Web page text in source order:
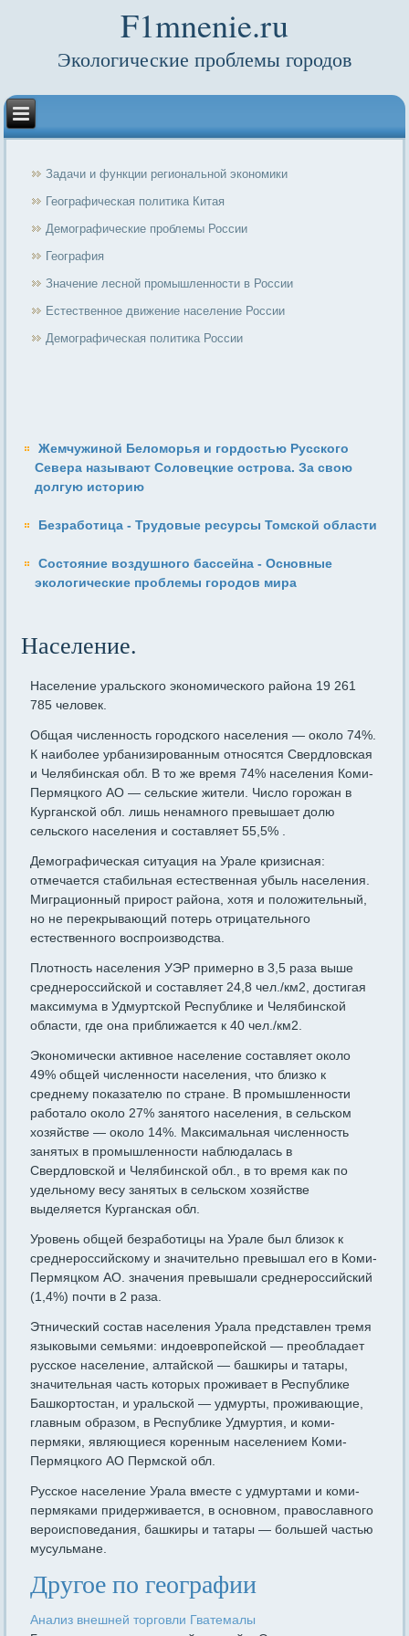
F1mnenie.ru
Экологические проблемы городов
Задачи и функции региональной экономики
Географическая политика Китая
Демографические проблемы России
География
Значение лесной промышленности в России
Естественное движение население России
Демографическая политика России
Жемчужиной Беломорья и гордостью Русского
Севера называют Соловецкие острова. За свою
долгую историю
Безработица - Трудовые ресурсы Томской области
Состояние воздушного бассейна - Основные
экологические проблемы городов мира
Население.
Население уральского экономического района 19 261
785 человек.
Общая численность городского населения — около 74%.
К наиболее урбанизированным относятся Свердловская
и Челябинская обл. В то же время 74% населения Коми-
Пермяцкого АО — сельские жители. Число горожан в
Курганской обл. лишь ненамного превышает долю
сельского населения и составляет 55,5% .
Демографическая ситуация на Урале кризисная:
отмечается стабильная естественная убыль населения.
Миграционный прирост района, хотя и положительный,
но не перекрывающий потерь отрицательного
естественного воспроизводства.
Плотность населения УЭР примерно в 3,5 раза выше
среднероссийской и составляет 24,8 чел./км2, достигая
максимума в Удмуртской Республике и Челябинской
области, где она приближается к 40 чел./км2.
Экономически активное население составляет около
49% общей численности населения, что близко к
среднему показателю по стране. В промышленности
работало около 27% занятого населения, в сельском
хозяйстве — около 14%. Максимальная численность
занятых в промышленности наблюдалась в
Свердловской и Челябинской обл., в то время как по
удельному весу занятых в сельском хозяйстве
выделяется Курганская обл.
Уровень общей безработицы на Урале был близок к
среднероссийскому и значительно превышал его в Коми-
Пермяцком АО. значения превышали среднероссийский
(1,4%) почти в 2 раза.
Этнический состав населения Урала представлен тремя
языковыми семьями: индоевропейской — преобладает
русское население, алтайской — башкиры и татары,
значительная часть которых проживает в Республике
Башкортостан, и уральской — удмурты, проживающие,
главным образом, в Республике Удмуртия, и коми-
пермяки, являющиеся коренным населением Коми-
Пермяцкого АО Пермской обл.
Русское население Урала вместе с удмуртами и коми-
пермяками придерживается, в основном, православного
вероисповедания, башкиры и татары — большей частью
мусульмане.
Другое по географии
Анализ внешней торговли Гватемалы